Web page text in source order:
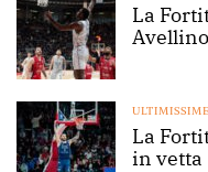
La
ULTIMISSIME
La
in vetta